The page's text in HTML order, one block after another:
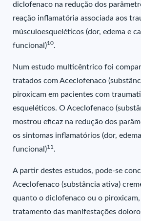
diclofenaco na redução dos
reação inflamatória associada aos
músculoesqueléticos (dor, edema e
funcional)10.
Num estudo multicêntrico foi
tratados com Aceclofenaco
piroxicam em pacientes com
esqueléticos. O Aceclofenaco
mostrou eficaz na redução dos
os sintomas inflamatórios (dor,
funcional)11 .
A partir destes estudos, pode-se
Aceclofenaco (substância ativa)
quanto o diclofenaco ou o
tratamento das manifestações